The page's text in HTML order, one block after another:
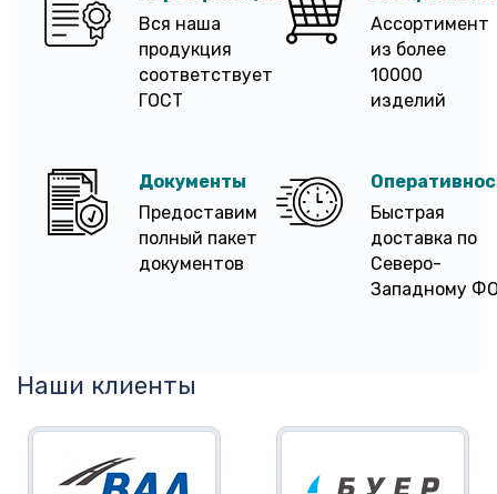
Вся наша
продукция
соответствует
ГОСТ
Ассортимент
из более
10000
изделий
Документы
Предоставим
полный пакет
документов
Быстрая
доставка по
Северо-
Западному
Наши клиенты